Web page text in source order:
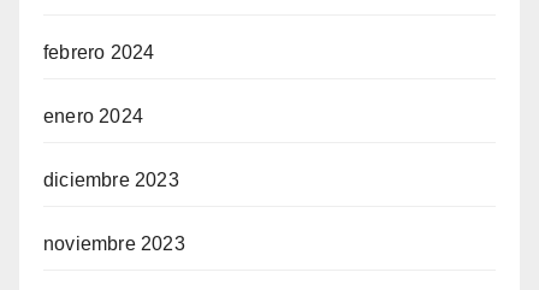
febrero 2024
enero 2024
diciembre 2023
noviembre 2023